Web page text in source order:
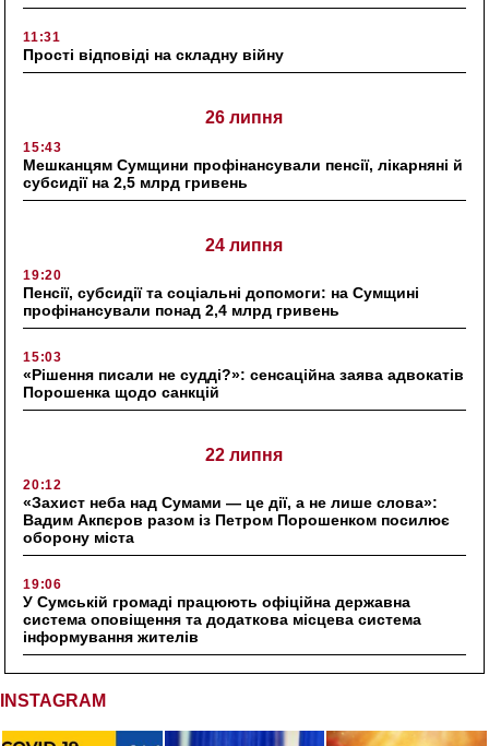
11:31
Прості відповіді на складну війну
26 липня
15:43
Мешканцям Сумщини профінансували пенсії, лікарняні й
субсидії на 2,5 млрд гривень
24 липня
19:20
Пенсії, субсидії та соціальні допомоги: на Сумщині
профінансували понад 2,4 млрд гривень
15:03
«Рішення писали не судді?»: сенсаційна заява адвокатів
Порошенка щодо санкцій
22 липня
20:12
«Захист неба над Сумами — це дії, а не лише слова»:
Вадим Акпєров разом із Петром Порошенком посилює
оборону міста
19:06
У Сумській громаді працюють офіційна державна
система оповіщення та додаткова місцева система
інформування жителів
INSTAGRAM